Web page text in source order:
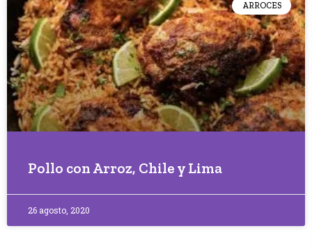
ARROCES
Pollo con Arroz, Chile y Lima
26 agosto, 2020